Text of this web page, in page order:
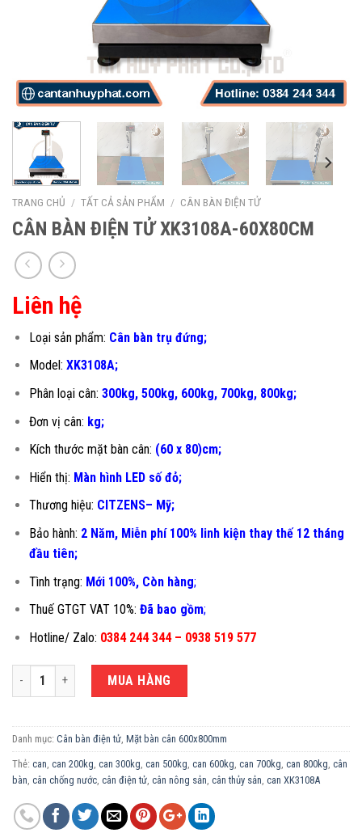
TRANG CHỦ / TẤT CẢ SẢN PHẨM / CÂN BÀN ĐIỆN TỬ
CÂN BÀN ĐIỆN TỬ XK3108A-60X80CM
Liên hệ
Loại sản phẩm: Cân bàn trụ đứng;
Model: XK3108A;
Phân loại cân: 300kg, 500kg, 600kg, 700kg, 800kg;
Đơn vị cân: kg;
Kích thước mặt bàn cân: (60 x 80)cm;
Hiển thị: Màn hình LED số đỏ;
Thương hiệu: CITZENS– Mỹ;
Bảo hành: 2 Năm, Miễn phí 100% linh kiện thay thế 12 tháng
đầu tiên;
Tình trạng: Mới 100%, Còn hàng;
Thuế GTGT VAT 10%: Đã bao gồm;
Hotline/ Zalo: 0384 244 344 – 0938 519 577
CÂN BÀN ĐIỆN TỬ XK3108A-60X80CM số lượng
MUA HÀNG
Danh mục: Cân bàn điện tử, Mặt bàn cân 600x800mm
Thẻ: can, can 200kg, can 300kg, can 500kg, can 600kg, can 700kg, can 800kg, cân
bàn, cân chống nước, cân điện tử, cân nông sản, cân thủy sản, can XK3108A